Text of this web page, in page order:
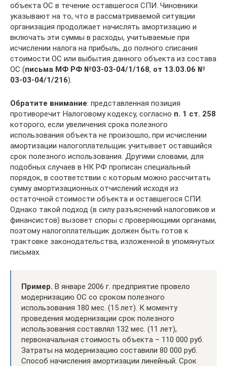
объекта ОС в течение оставшегося СПИ. Чиновники
указывают на то, что в рассматриваемой ситуации
организация продолжает начислять амортизацию и
включать эти суммы в расходы, учитываемые при
исчислении налога на прибыль, до полного списания
стоимости ОС или выбытия данного объекта из состава
ОС (письма МФ РФ №03-03-04/1/168, от 13.03.06 №
03-03-04/1/216).
Обратите внимание: представленная позиция
противоречит Налоговому кодексу, согласно п. 1 ст. 258
которого, если увеличения срока полезного
использования объекта не произошло, при исчислении
амортизации налогоплательщик учитывает оставшийся
срок полезного использования. Другими словами, для
подобных случаев в НК РФ прописан специальный
порядок, в соответствии с которым можно рассчитать
сумму амортизационных отчислений исходя из
остаточной стоимости объекта и оставшегося СПИ.
Однако такой подход (в силу разъяснений налоговиков и
финансистов) вызовет споры с проверяющими органами,
поэтому налогоплательщик должен быть готов к
трактовке законодательства, изложенной в упомянутых
письмах.
Пример. В январе 2006 г. предприятие провело
модернизацию ОС со сроком полезного
использования 180 мес. (15 лет). К моменту
проведения модернизации срок полезного
использования составлял 132 мес. (11 лет),
первоначальная стоимость объекта – 110 000 руб.
Затраты на модернизацию составили 80 000 руб.
Способ начисления амортизации линейный. Срок